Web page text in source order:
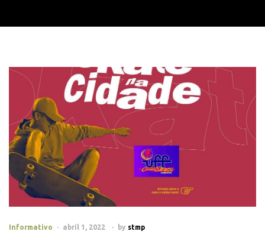
Informativo abril 1, 2022 by stmp